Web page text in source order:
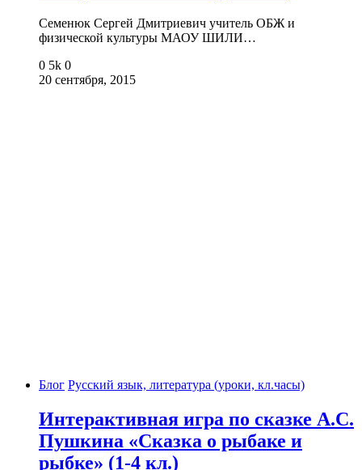
Семенюк Сергей Дмитриевич учитель ОБЖ и
физической культуры МАОУ ШИЛИ…
0 5k 0
20 сентября, 2015
Блог Русский язык, литература (уроки, кл.часы)
Интерактивная игра по сказке А.С.
Пушкина «Сказка о рыбаке и
рыбке» (1-4 кл.)